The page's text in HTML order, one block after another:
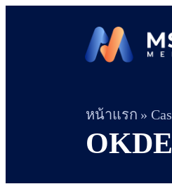
หน้าแรก »